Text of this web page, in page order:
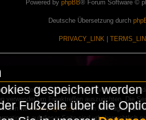
Powered by phpBB® Forum Software ©
Deutsche Übersetzung durch
PRIVACY_LINK
Wir sind nicht kommerziell und
verwendet um Freaktreffen auszurichten. Die
wirHomepageEasy. Wenn Ihr Fragen oder
auf dieser Seite sind urheberrechtlich
gespeichert
Fußzeile über die